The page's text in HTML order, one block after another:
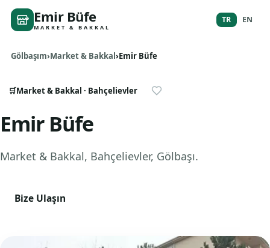
Emir Büfe
MARKET & BAKKAL
TR EN
Gölbaşım Market & Bakkal Emir Büfe
🛒Market & Bakkal · Bahçelievler
Emir Büfe
Market & Bakkal, Bahçelievler, Gölbaşı.
Bize Ulaşın